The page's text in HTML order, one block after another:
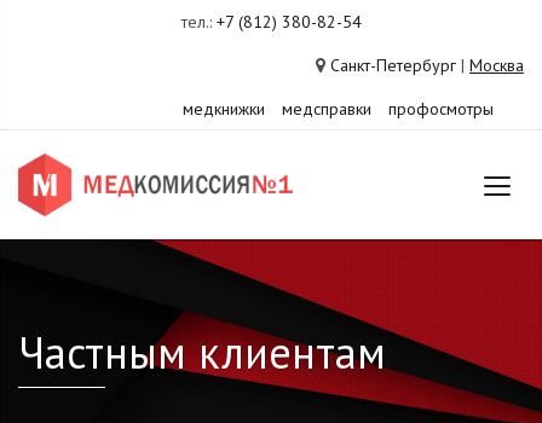
тел.: +7 (812) 380-82-54
Санкт-Петербург | Москва
медкнижки
медсправки профосмотры
Частным клиентам